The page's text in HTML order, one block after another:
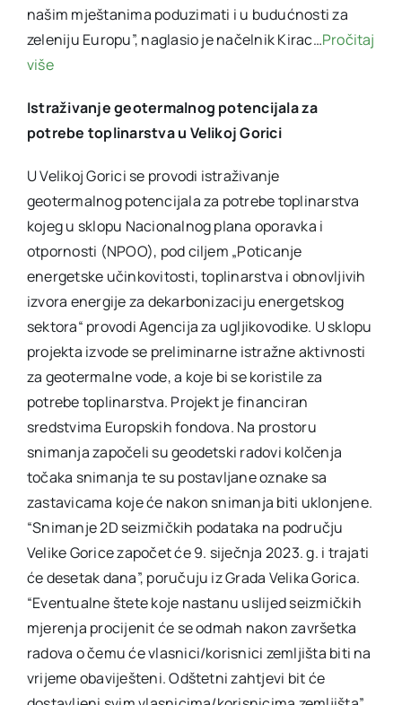
našim mještanima poduzimati i u budućnosti za
zeleniju Europu”, naglasio je načelnik Kirac…Pročitaj
više
Istraživanje geotermalnog potencijala za
potrebe toplinarstva u Velikoj Gorici
U Velikoj Gorici se provodi istraživanje
geotermalnog potencijala za potrebe toplinarstva
kojeg u sklopu Nacionalnog plana oporavka i
otpornosti (NPOO), pod ciljem „Poticanje
energetske učinkovitosti, toplinarstva i obnovljivih
izvora energije za dekarbonizaciju energetskog
sektora“ provodi Agencija za ugljikovodike. U sklopu
projekta izvode se preliminarne istražne aktivnosti
za geotermalne vode, a koje bi se koristile za
potrebe toplinarstva. Projekt je financiran
sredstvima Europskih fondova. Na prostoru
snimanja započeli su geodetski radovi kolčenja
točaka snimanja te su postavljane oznake sa
zastavicama koje će nakon snimanja biti uklonjene.
“Snimanje 2D seizmičkih podataka na području
Velike Gorice započet će 9. siječnja 2023. g. i trajati
će desetak dana”, poručuju iz Grada Velika Gorica.
“Eventualne štete koje nastanu uslijed seizmičkih
mjerenja procijenit će se odmah nakon završetka
radova o čemu će vlasnici/korisnici zemljišta biti na
vrijeme obaviješteni. Odštetni zahtjevi bit će